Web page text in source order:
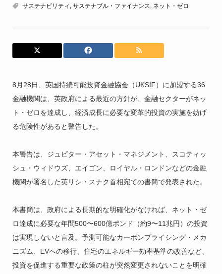
サステナビリティ サステナブル・ファイナンス ネット・ゼロ
8月28日、 英国持続可能投資金融協会（UKSIF）に加盟する36
金融機関は、英政府による最近の方針が、金融セクターがネッ
ト・ゼロを達成し、経済成長に必要な変革的投資の実施を妨げ
る危険性があると警告した。
本警告は、ジュピター・アセット・マネジメント、スコティッ
シュ・ウィドウズ、エイゴン、ロイヤル・ロンドンなどの金融
機関が署名した英リシ・スナク首相宛ての書簡で発表された。
本書簡は、政府による長期的な明確化がなければ、ネット・ゼ
ロ達成に必要な年間500〜600億ポンド（約9〜11兆円）の投資
は実現しないと言及。予測可能なカーボンプライシング・メカ
ニズム、EVへの移行、住宅のエネルギー効率基準の改善など、
投資を促進する重要な政策の柱が突然変更されないことを明確